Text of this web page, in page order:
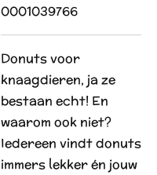
0001039766
Donuts voor
knaagdieren, ja ze
bestaan echt! En
waarom ook niet?
Iedereen vindt donuts
immers lekker én jouw